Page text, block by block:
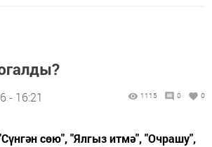
- 16:21 1115 0 0
сөю", "Ялгыз итмә", "Очрашу",